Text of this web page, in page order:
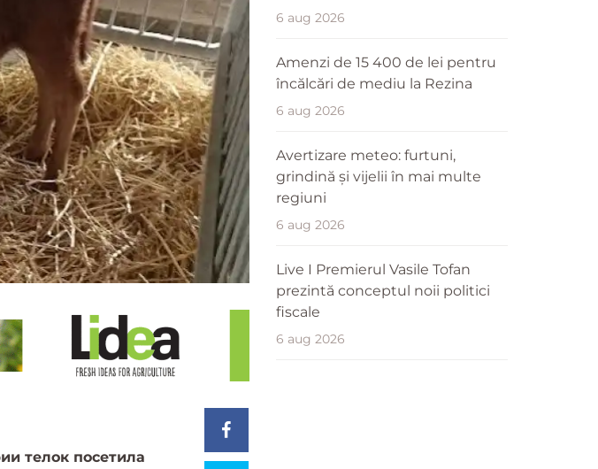
телок посетила
6 aug 2026
Amenzi de 15 400 de lei pentru
încălcări de mediu la Rezina
6 aug 2026
Avertizare meteo: furtuni,
grindină și vijelii în mai multe
regiuni
6 aug 2026
Live I Premierul Vasile Tofan
prezintă conceptul noii politici
fiscale
6 aug 2026